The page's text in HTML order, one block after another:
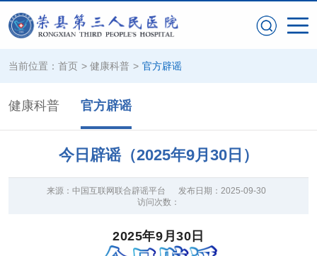
当前位置： 首页 > 健康科普 > 官方辟谣
健康科普 官方辟谣
今日辟谣（2025年9月30日）
来源：中国互联网联合辟谣平台 发布日期： 2025-09-30
访问次数：
2025年9月30日